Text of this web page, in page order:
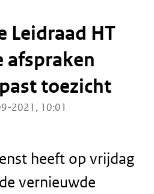
Leidraad HT
afspraken
toezicht
2021, 10:01
heeft op vrijdag
vernieuwde